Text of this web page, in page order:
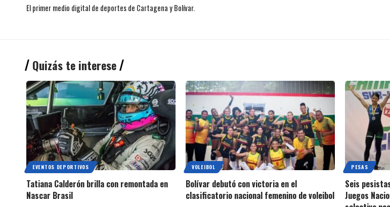
El primer medio digital de deportes de Cartagena y Bolívar.
Quizás te interese
EVENTOS DEPORTIVOS
Tatiana Calderón brilla con remontada en
Nascar Brasil
VOLEIBOL
Bolívar debutó con victoria en el
clasificatorio nacional femenino de voleibol
PESAS
Seis
Juegos